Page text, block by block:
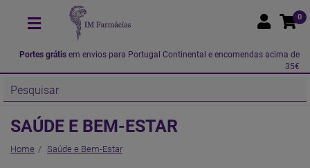
0
Portes grátis em envios para Portugal Continental e encomendas acima de
35€
SAÚDE E BEM-ESTAR
Home Saúde e Bem-Estar